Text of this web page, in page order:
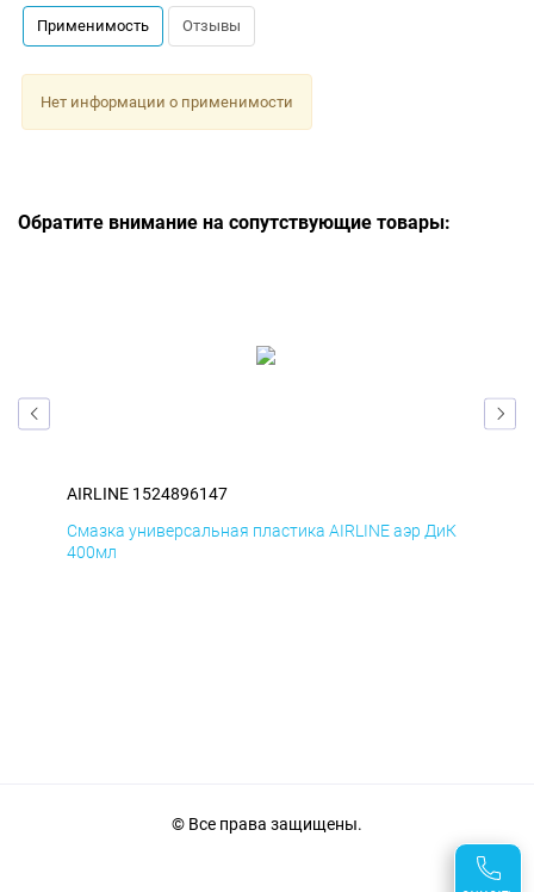
Применимость Отзывы
Нет информации о применимости
Обратите внимание на сопутствующие товары:
AIRLINE 1524896147
Смазка универсальная пластика AIRLINE аэр ДиК
400мл
© Все права защищены.